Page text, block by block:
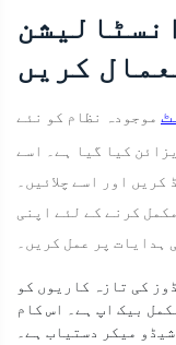
طریقہ 3. ونڈوز 11 انسٹالیشن
کریں
موجودہ نظام کو نئے
کیا گیا ہے۔ اسے
اور اسے چلائیں۔
کرنے کے لئے اپنی
ہدایات پر عمل کریں۔
کی تازہ کاریوں کو
بیک اپ ہے۔ اس کام
میکر دستیاب ہے۔